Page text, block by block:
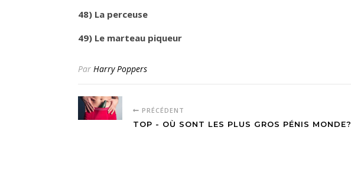
48) La perceuse
49) Le marteau piqueur
Par Harry Poppers
PRÉCÉDENT
TOP - OÙ SONT LES PLUS GROS PÉNIS MONDE?